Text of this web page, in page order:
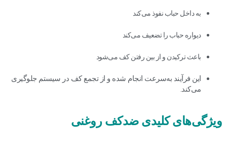
به داخل حباب نفوذ می‌کند
دیواره حباب را تضعیف می‌کند
باعث ترکیدن و از بین رفتن کف می‌شود
این فرآیند به‌سرعت انجام شده و از تجمع کف در سیستم جلوگیری
می‌کند.
ویژگی‌های کلیدی ضدکف روغنی